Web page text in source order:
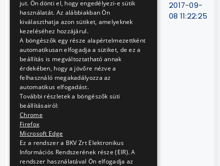
Budapesti M3
metróvonal
infrastruktúra
rekonstrukciója
elnevezésű projekt
kommunikációs
tevékenységéhez
kapcsolódó
nyomtatott,
címezetlen
tájékoztató
kiadványok
terjesztése
Budapest
lakossága részére
VP-
2017-09-
08 11:22:25
jut. Ön dönti el, hogy engedélyezi-e sütik
használatát. Az alábbiakban Ön
kiválaszthatja azon sütiket, amelyeknek
kezeléséhez hozzájárul.
A böngészők egy része alapértelmezettként
automatikusan elfogadja a sütiket, de ez a
beállítás is megváltoztatható annak
érdekében, hogy a jövőre nézve a
felhasználó megakadályozza az
automatikus elfogadást.
További részletek a böngészők süti
beállításairól:
Chrome
Firefox
Microsoft Edge
Ez a rendszer a BKV Zrt Elektronikus
Információs Rendszerének része (EIR). A
rendszer használatával Ön elfogadja az